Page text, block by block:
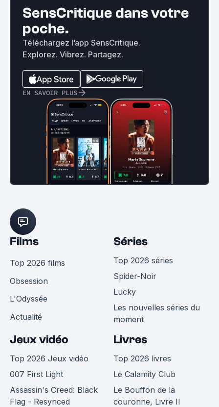
SensCritique dans votre
poche.
Téléchargez l’app SensCritique.
Explorez. Vibrez. Partagez.
EN SAVOIR PLUS
Films
Top 2026 films
Obsession
L'Odyssée
Actualité
Séries
Top 2026 séries
Spider-Noir
Lucky
Les nouvelles séries du
moment
Jeux vidéo
Top 2026 Jeux vidéo
007 First Light
Assassin's Creed: Black
Flag - Resynced
Livres
Top 2026 livres
Le Calamity Club
Le Bouffon de la
couronne, Livre II